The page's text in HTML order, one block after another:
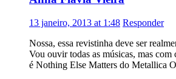
13 janeiro, 2013 at 1:48 Responder
Nossa, essa revistinha deve ser
Vou ouvir todas as músicas, mas com
é Nothing Else Matters do Metallica